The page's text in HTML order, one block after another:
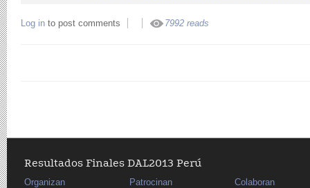
Log in to post comments 7992 reads
Resultados Finales DAL2013 Perú
Organizan
Patrocinan
Colaboran